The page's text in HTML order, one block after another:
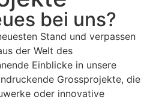
bei uns?
Stand und verpassen
der Welt des
Einblicke in unsere
Grossprojekte, die
oder innovative